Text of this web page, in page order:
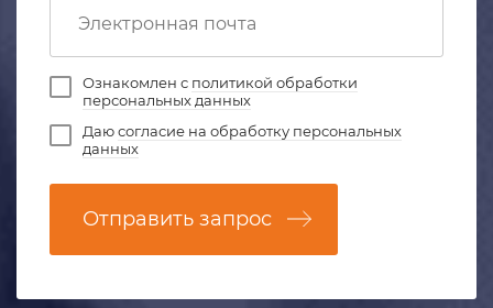
Ознакомлен с политикой обработки
персональных данных
Даюсогласие на обработку персональных
данных
Отправить запрос